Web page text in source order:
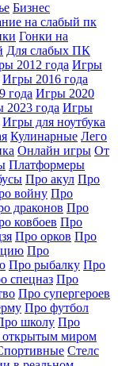
Бизнес
на слабый пк
Гонки на
Для слабых ПК
2012 года Игры
Игры 2016 года
года Игры 2020
2023 года Игры
Игры для ноутбука
Кулинарные Лего
Онлайн игры От
Платформеры
Про акул Про
войну Про
драконов Про
ковбоев Про
Про орков Про
Про
Про рыбалку Про
спецназ Про
Про супергероев
Про футбол
школу Про
миром
Стелс